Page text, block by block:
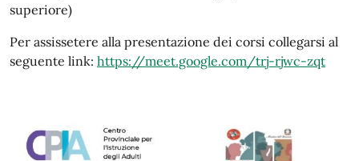
superiore)
Per assissetere alla presentazione dei corsi collegarsi al
seguente link: https://meet.google.com/trj-rjwc-zqt